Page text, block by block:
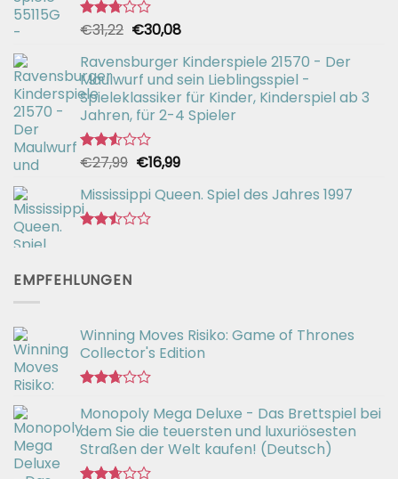
Bewertet
2.72
von 5
€31,22 Ursprünglicher
war:
€31,22
€30,08Aktueller
ist:
€30,08.
Ravensburger Kinderspiele 21570 - Der
Maulwurf und sein Lieblingsspiel -
Spieleklassiker für Kinder, Kinderspiel ab 3
Jahren, für 2-4 Spieler
Bewertet
2.55
von 5
€27,99 Ursprünglicher
war:
€27,99
€16,99Aktueller
ist:
Mississippi Queen. Spiel des Jahres 1997
von
EMPFEHLUNGEN
Winning Moves Risiko: Game of Thrones
Collector's Edition
mit
2.66
von 5
Monopoly Mega Deluxe - Das Brettspiel bei
dem Sie die teuersten und luxuriösesten
Straßen der Welt kaufen! (Deutsch)